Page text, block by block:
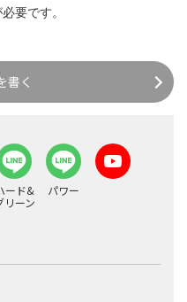
要です。
書く
ード&
リーン
パワー